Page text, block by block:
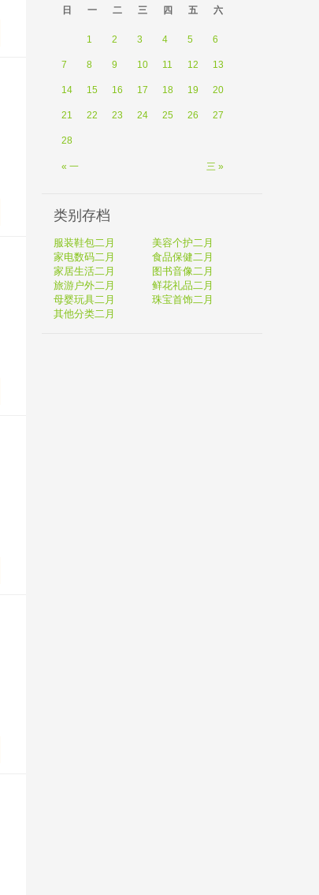
日 一 二 三 四 五 六
« 一 三 »
1 2 3 4 5 6
7 8 9 10 11 12 13
14 15 16 17 18 19 20
21 22 23 24 25 26 27
28
类别存档
服装鞋包二月
美容个护二月
家电数码二月
食品保健二月
家居生活二月
图书音像二月
旅游户外二月
鲜花礼品二月
母婴玩具二月
珠宝首饰二月
其他分类二月